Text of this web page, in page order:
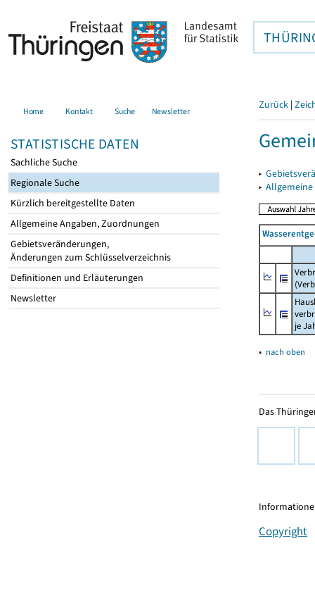
Home Kontakt Suche Newsletter
STATISTISCHE DATEN
Sachliche Suche
Regionale Suche
Kürzlich bereitgestellte Daten
Allgemeine Angaben, Zuordnungen
Gebietsveränderungen,
Änderungen zum Schlüsselverzeichnis
Definitionen und Erläuterungen
Newsletter
Zurück |
▸
▸
je
▴ nach oben
Das
Copyright